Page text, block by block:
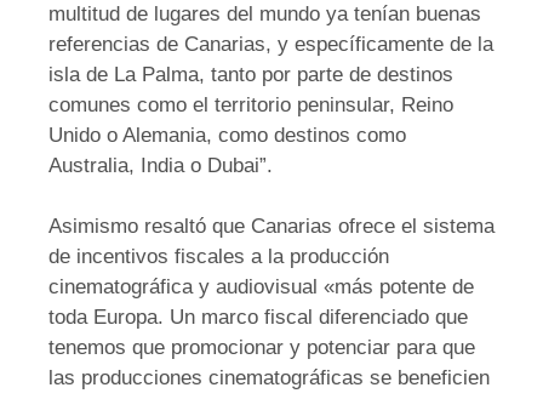
multitud de lugares del mundo ya tenían buenas
referencias de Canarias, y específicamente de la
isla de La Palma, tanto por parte de destinos
comunes como el territorio peninsular, Reino
Unido o Alemania, como destinos como
Australia, India o Dubai”.
Asimismo resaltó que Canarias ofrece el sistema
de incentivos fiscales a la producción
cinematográfica y audiovisual «más potente de
toda Europa. Un marco fiscal diferenciado que
tenemos que promocionar y potenciar para que
las producciones cinematográficas se beneficien